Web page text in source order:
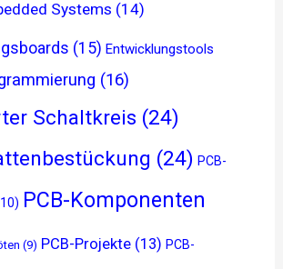
Systems (14)
(15) Entwicklungstools
(16)
Schaltkreis (24)
(24) PCB-
PCB-Komponenten
(9) PCB-Projekte (13) PCB-